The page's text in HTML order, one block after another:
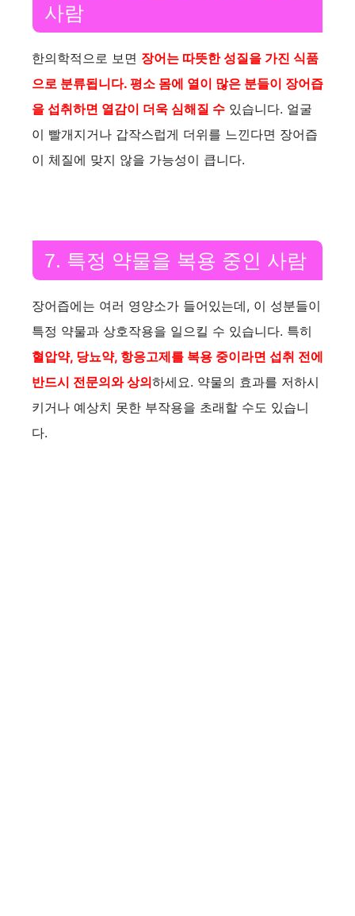
사람
한의학적으로 보면 장어는 따뜻한 성질을 가진 식품
으로 분류됩니다. 평소 몸에 열이 많은 분들이 장어즙
을 섭취하면 열감이 더욱 심해질 수 있습니다. 얼굴
이 빨개지거나 갑작스럽게 더위를 느낀다면 장어즙
이 체질에 맞지 않을 가능성이 큽니다.
7. 특정 약물을 복용 중인 사람
장어즙에는 여러 영양소가 들어있는데, 이 성분들이
특정 약물과 상호작용을 일으킬 수 있습니다. 특히
혈압약, 당뇨약, 항응고제를 복용 중이라면 섭취 전에
반드시 전문의와 상의하세요. 약물의 효과를 저하시
키거나 예상치 못한 부작용을 초래할 수도 있습니
다.